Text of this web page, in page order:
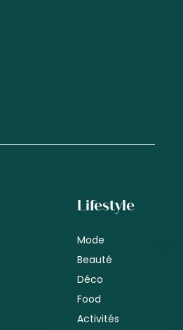
Lifestyle
Mode
Beauté
Déco
Food
Activités